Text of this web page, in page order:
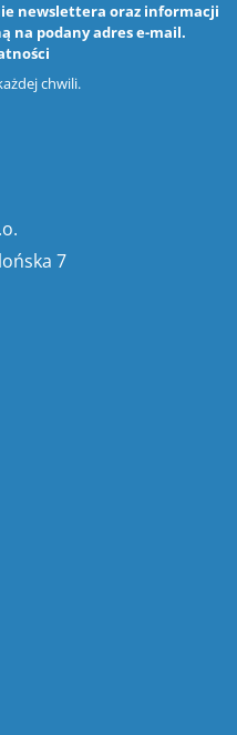
newslettera oraz informacji
na podany adres e-mail.
chwili.
7